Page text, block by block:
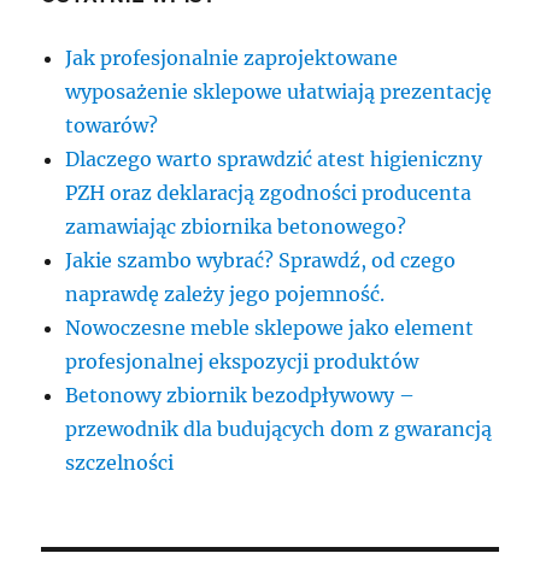
Jak profesjonalnie zaprojektowane
wyposażenie sklepowe ułatwiają prezentację
towarów?
Dlaczego warto sprawdzić atest higieniczny
PZH oraz deklaracją zgodności producenta
zamawiając zbiornika betonowego?
Jakie szambo wybrać? Sprawdź, od czego
naprawdę zależy jego pojemność.
Nowoczesne meble sklepowe jako element
profesjonalnej ekspozycji produktów
Betonowy zbiornik bezodpływowy –
przewodnik dla budujących dom z gwarancją
szczelności